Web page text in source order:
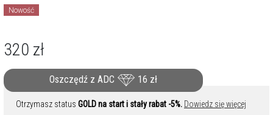
Nowość
320 zł
Oszczędź z ADC 16 zł
Otrzymasz status GOLD na start i stały rabat -5%. Dowiedz się więcej